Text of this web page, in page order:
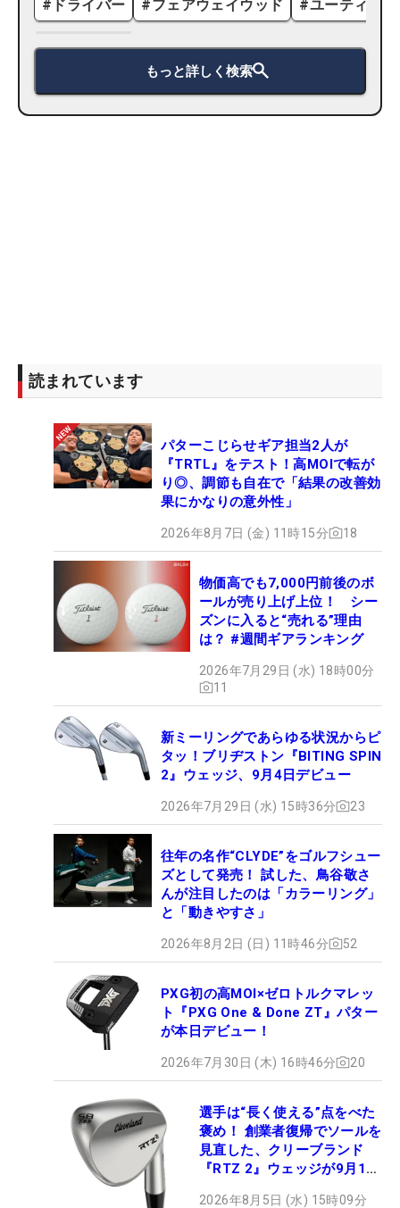
# ドライバー #フェアウェイウッド #ユーティリ
もっと詳しく検索
読まれています
パターこじらせギア担当2人が
『TRTL』をテスト！高MOIで転が
り◎、調節も自在で「結果の改善効
果にかなりの意外性」
2026年8月7日 (金) 11時15分 18
物価高でも7,000円前後のボ
ールが売り上げ上位！ シー
ズンに入ると“売れる”理由
は？ #週間ギアランキング
2026年7月29日 (水) 18時00分
11
新ミーリングであらゆる状況からピ
タッ！ブリヂストン『BITING SPIN
2』ウェッジ、9月4日デビュー
2026年7月29日 (水) 15時36分 23
往年の名作“CLYDE”をゴルフシュー
ズとして発売！ 試した、鳥谷敬さ
んが注目したのは「カラーリング」
と「動きやすさ」
2026年8月2日 (日) 11時46分 52
PXG初の高MOI×ゼロトルクマレッ
ト『PXG One & Done ZT』パター
が本日デビュー！
2026年7月30日 (木) 16時46分 20
選手は“長く使える”点をべた
褒め！ 創業者復帰でソールを
見直した、クリーブランド
『RTZ 2』ウェッジが9月12
2026年8月5日 (水) 15時09分